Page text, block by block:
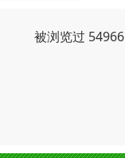
被浏览过